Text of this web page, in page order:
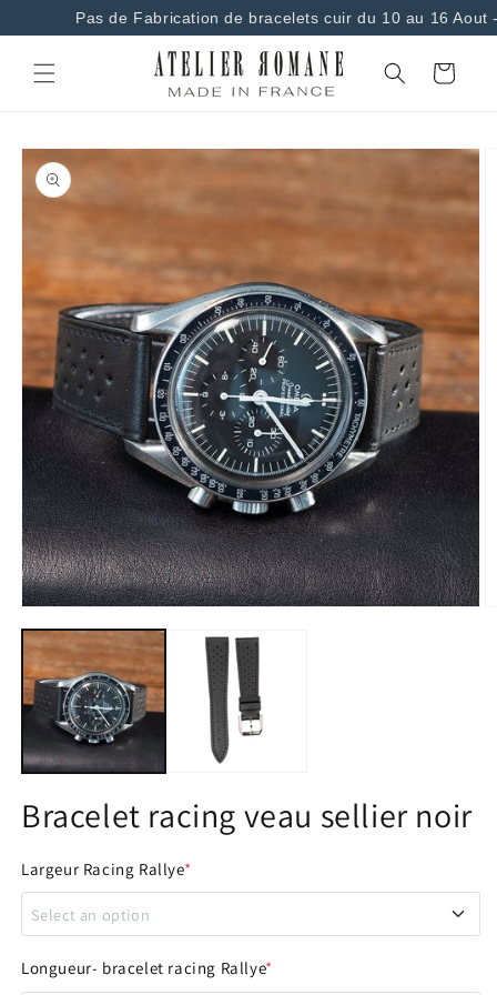
Pas de Fabrication de bracelets cuir du 10 au 16 Aout
passer
contenu
Panier
Passer aux
informations
produits
le
média
1
dans
une
fenêtre
modale
Bracelet racing veau sellier noir
Largeur Racing Rallye*
Select an option
18 - 16 mm
Longueur- bracelet racing Rallye*